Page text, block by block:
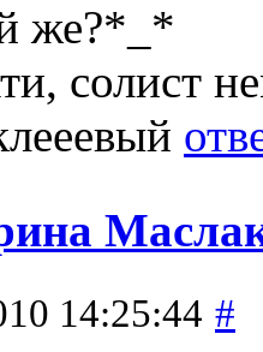
же?*_*
солист
14:25:44 #